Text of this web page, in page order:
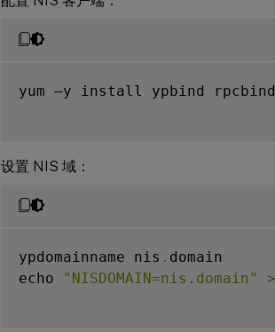
yum –y install ypbind
设置 NIS 域：
ypdomainname nis . domain
echo
"NISDOMAIN=nis.domain"